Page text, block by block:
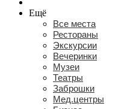
Ещё
Все места
Рестораны
Экскурсии
Вечеринки
Музеи
Театры
Заброшки
Мед.центры